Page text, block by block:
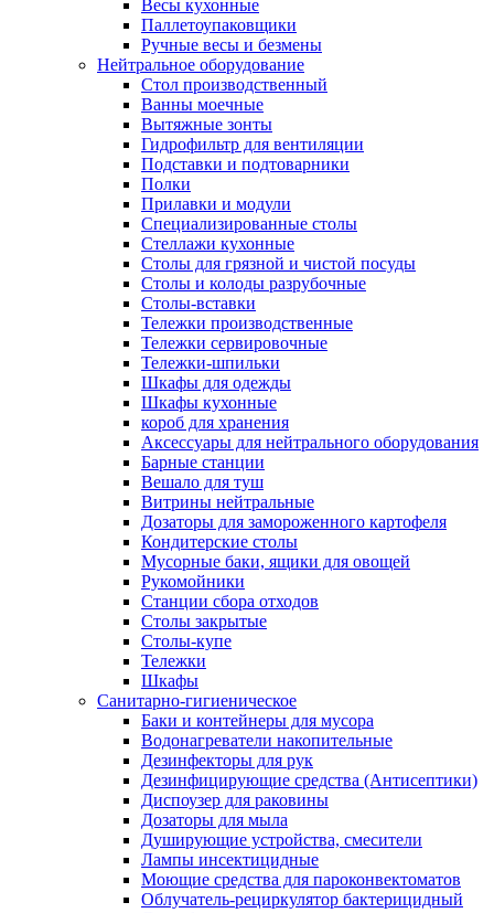
Весы кухонные
Паллетоупаковщики
Ручные весы и безмены
Нейтральное оборудование
Cтол производственный
Ванны моечные
Вытяжные зонты
Гидрофильтр для вентиляции
Подставки и подтоварники
Полки
Прилавки и модули
Специализированные столы
Стеллажи кухонные
Столы для грязной и чистой посуды
Столы и колоды разрубочные
Столы-вставки
Тележки производственные
Тележки сервировочные
Тележки-шпильки
Шкафы для одежды
Шкафы кухонные
короб для хранения
Аксессуары для нейтрального оборудования
Барные станции
Вешало для туш
Витрины нейтральные
Дозаторы для замороженного картофеля
Кондитерские столы
Мусорные баки, ящики для овощей
Рукомойники
Станции сбора отходов
Столы закрытые
Столы-купе
Тележки
Шкафы
Санитарно-гигиеническое
Баки и контейнеры для мусора
Водонагреватели накопительные
Дезинфекторы для рук
Дезинфицирующие средства (Антисептики)
Диспоузер для раковины
Дозаторы для мыла
Душирующие устройства, смесители
Лампы инсектицидные
Моющие средства для пароконвектоматов
Облучатель-рециркулятор бактерицидный